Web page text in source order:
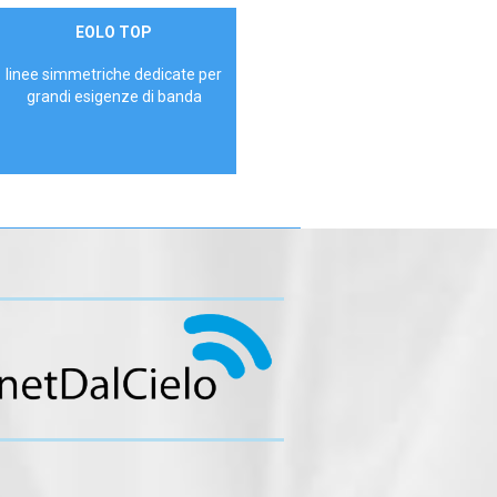
ContattaciEOLO TOP
linee simmetriche dedicate per
grandi esigenze di banda